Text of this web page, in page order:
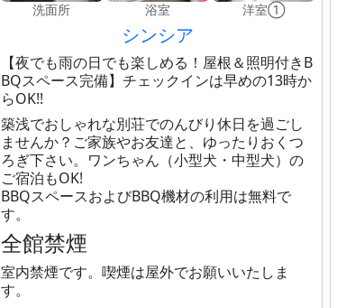
洗面所 浴室 洋室①
シンシア
【夜でも雨の日でも楽しめる！屋根＆照明付きB
BQスペース完備】チェックインは早めの13時か
らOK!!
築浅でおしゃれな別荘でのんびり休日を過ごし
ませんか？ご家族やお友達と、ゆったりおくつ
ろぎ下さい。ワンちゃん（小型犬・中型犬）の
ご宿泊もOK!
BBQスペースおよびBBQ機材の利用は無料で
す。
全館禁煙
室内禁煙です。喫煙は屋外でお願いいたしま
す。